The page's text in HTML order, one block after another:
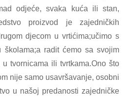
odjeće, svaka kuća ili stan,
proizvod je zajedničkih
djecom u vrtićima;učimo s
školama;a radit ćemo sa svojim
tvornicama ili tvrtkama.Ono što
nije samo usavršavanje, osobni
u našoj predanosti zajedničke